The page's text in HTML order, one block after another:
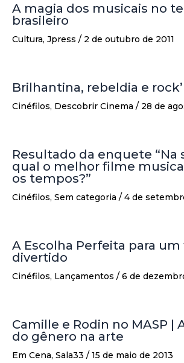
A magia dos musicais no
brasileiro
Cultura, Jpress / 2 de outubro de 2011
Brilhantina, rebeldia e
Cinéfilos, Descobrir Cinema / 28 de
Resultado da enquete “Na
qual o melhor filme
os tempos?”
Cinéfilos, Sem categoria / 4 de
A Escolha Perfeita para
divertido
Cinéfilos, Lançamentos / 6 de
Camille e Rodin no MASP |
do gênero na arte
Em Cena, Sala33 / 15 de maio de 2013